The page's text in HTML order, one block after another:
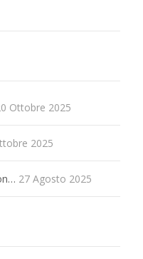
Ottobre 2025
2025
27 Agosto 2025